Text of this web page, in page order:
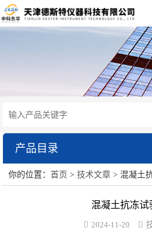
产品展示
行业应用
视频展示
产品目录
水泥砂浆类试验仪器
你的位置：首页 >技术文章 > 混凝土
混凝土抗冻试
2024-11-20